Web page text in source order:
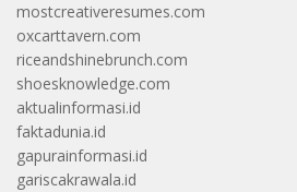
mostcreativeresumes.com
oxcarttavern.com
riceandshinebrunch.com
shoesknowledge.com
aktualinformasi.id
faktadunia.id
gapurainformasi.id
gariscakrawala.id